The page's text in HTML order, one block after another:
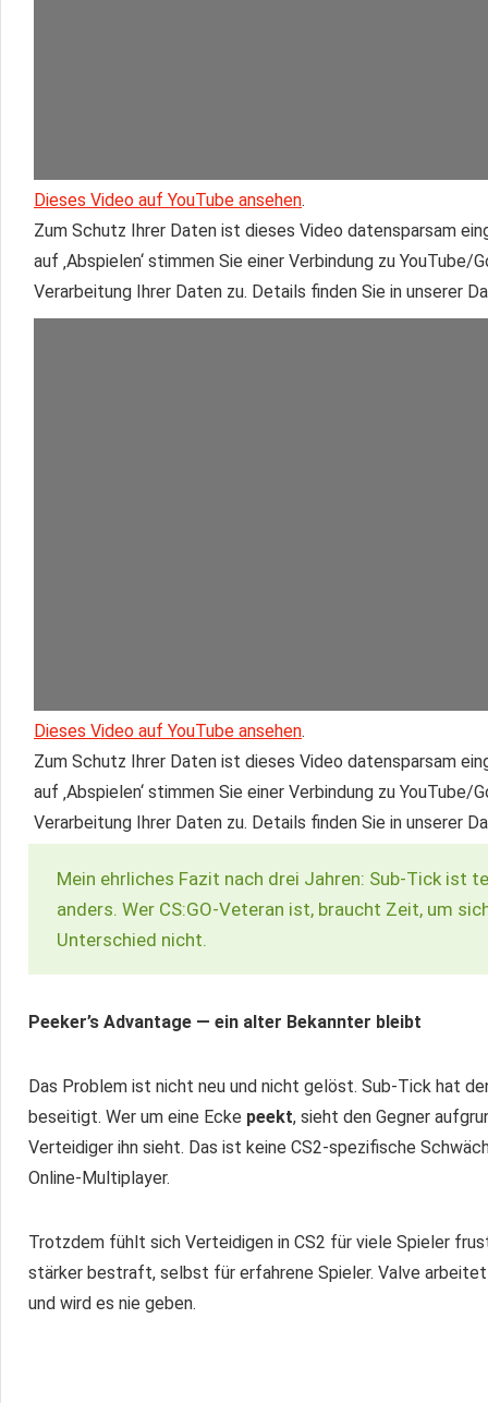
Dieses Video auf YouTube ansehen.
Zum Schutz Ihrer Daten ist dieses Video datensparsam
auf ‚Abspielen‘ stimmen Sie einer Verbindung zu YouTube/
Verarbeitung Ihrer Daten zu. Details finden Sie in unserer
Dieses Video auf YouTube ansehen.
Zum Schutz Ihrer Daten ist dieses Video datensparsam
auf ‚Abspielen‘ stimmen Sie einer Verbindung zu YouTube/
Verarbeitung Ihrer Daten zu. Details finden Sie in unserer
Mein ehrliches Fazit nach drei Jahren: Sub-Tick ist
anders. Wer CS:GO-Veteran ist, braucht Zeit, um
Unterschied nicht.
Peeker’s Advantage — ein alter Bekannter bleibt
Das Problem ist nicht neu und nicht gelöst. Sub-Tick hat
beseitigt. Wer um eine Ecke peekt, sieht den Gegner
Verteidiger ihn sieht. Das ist keine CS2-spezifische
Online-Multiplayer.
Trotzdem fühlt sich Verteidigen in CS2 für viele Spieler
stärker bestraft, selbst für erfahrene Spieler. Valve
und wird es nie geben.